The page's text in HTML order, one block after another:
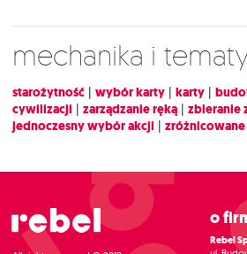
Mechanika i
starożytność | wybór karty | karty |
cywilizacji | zarządzanie ręką | zbieranie
jednoczesny wybór akcji |
O
Rebel